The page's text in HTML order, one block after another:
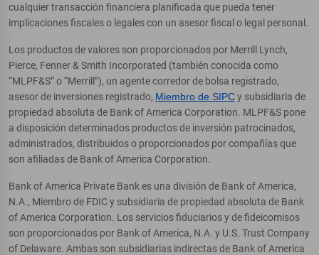
cualquier transacción financiera planificada que pueda tener
implicaciones fiscales o legales con un asesor fiscal o legal personal.
Los productos de valores son proporcionados por Merrill Lynch,
Pierce, Fenner & Smith Incorporated (también conocida como
“MLPF&S” o “Merrill”), un agente corredor de bolsa registrado,
asesor de inversiones registrado, Miembro de SIPCy subsidiaria de
propiedad absoluta de Bank of America Corporation. MLPF&S pone
a disposición determinados productos de inversión patrocinados,
administrados, distribuidos o proporcionados por compañías que
son afiliadas de Bank of America Corporation.
Bank of America Private Bank es una división de Bank of America,
N.A., Miembro de FDIC y subsidiaria de propiedad absoluta de Bank
of America Corporation. Los servicios fiduciarios y de fideicomisos
son proporcionados por Bank of America, N.A. y U.S. Trust Company
of Delaware. Ambas son subsidiarias indirectas de Bank of America